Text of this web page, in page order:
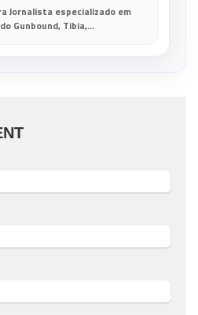
Jornalista especializado em
Gunbound, Tibia,...